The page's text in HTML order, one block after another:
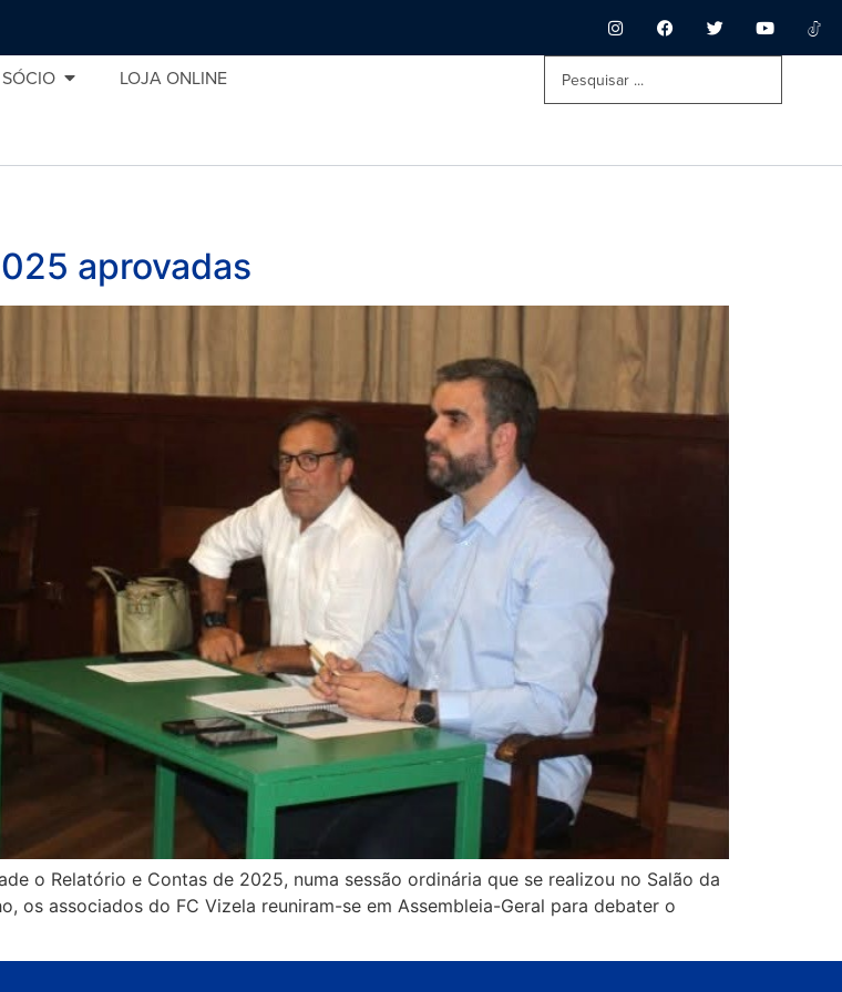
SÓCIO LOJA ONLINE
aprovadas
o Relatório e Contas de 2025, numa sessão ordinária que se realizou no Salão da
os associados do FC Vizela reuniram-se em Assembleia-Geral para debater o